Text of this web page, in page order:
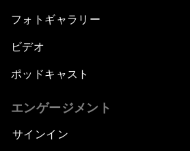
フォトギャラリー
ビデオ
ポッドキャスト
エンゲージメント
サインイン